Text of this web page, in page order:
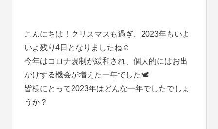
こんにちは！クリスマスも過ぎ、2023年もいよ
いよ残り4日となりましたね☺
今年はコロナ規制が緩和され、個人的にはお出
かけする機会が増えた一年でした🕊️
皆様にとって2023年はどんな一年でしたでしょ
うか？